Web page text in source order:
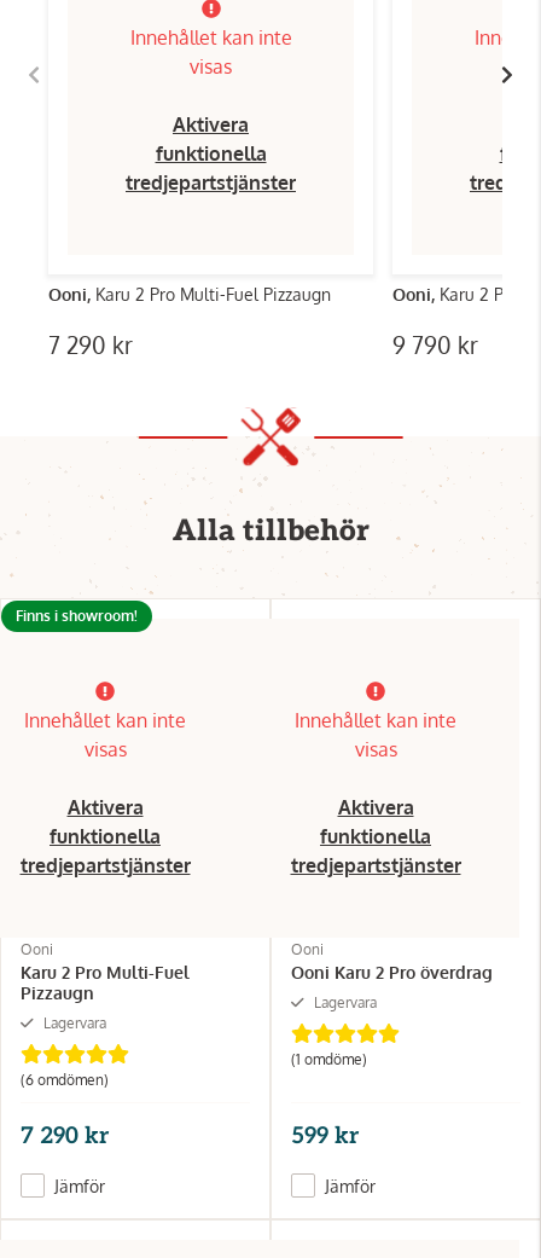
Innehållet kan inte
visas
Aktivera
funktionella
tredjepartstjänster
Ooni, Karu 2 Pro Multi-Fuel Pizzaugn
7 290 kr
Ooni, Karu 2 Pro
9 790 kr
Alla tillbehör
Innehållet kan inte
visas
Aktivera
funktionella
tredjepartstjänster
Ooni
Karu 2 Pro Multi-Fuel
Pizzaugn
Lagervara
(6 omdömen)
Finns i showroom!
7 290 kr
Jämför
Innehållet kan inte
visas
Aktivera
funktionella
tredjepartstjänster
Ooni
Ooni Karu 2 Pro överdrag
Lagervara
(1 omdöme)
599 kr
Jämför